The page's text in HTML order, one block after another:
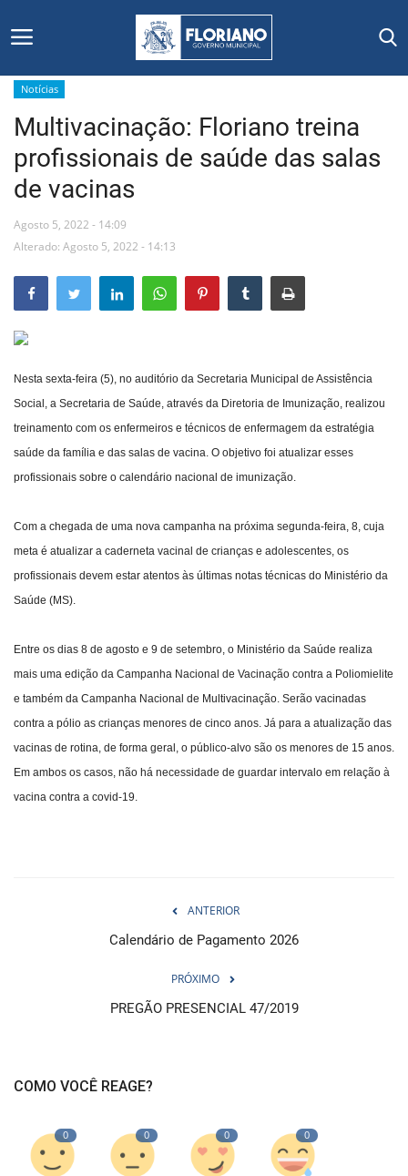
Início
Editais
Floriano
Mural de Licitações
Vídeos
Webmail
Notícias
Multivacinação: Floriano treina
profissionais de saúde das salas
de vacinas
Agosto 5, 2022 - 14:09
Alterado: Agosto 5, 2022 - 14:13
Nesta sexta-feira (5), no auditório da Secretaria Municipal de Assistência
Social, a Secretaria de Saúde, através da Diretoria de Imunização, realizou
treinamento com os enfermeiros e técnicos de enfermagem da estratégia
saúde da família e das salas de vacina. O objetivo foi atualizar esses
profissionais sobre o calendário nacional de imunização.
Com a chegada de uma nova campanha na próxima segunda-feira, 8, cuja
meta é atualizar a caderneta vacinal de crianças e adolescentes, os
profissionais devem estar atentos às últimas notas técnicas do Ministério da
Saúde (MS).
Entre os dias 8 de agosto e 9 de setembro, o Ministério da Saúde realiza
mais uma edição da Campanha Nacional de Vacinação contra a Poliomielite
e também da Campanha Nacional de Multivacinação. Serão vacinadas
contra a pólio as crianças menores de cinco anos. Já para a atualização das
vacinas de rotina, de forma geral, o público-alvo são os menores de 15 anos.
Em ambos os casos, não há necessidade de guardar intervalo em relação à
vacina contra a covid-19.
ANTERIOR
Calendário de Pagamento 2026
PRÓXIMO
PREGÃO PRESENCIAL 47/2019
COMO VOCÊ REAGE?
0 0 0 0